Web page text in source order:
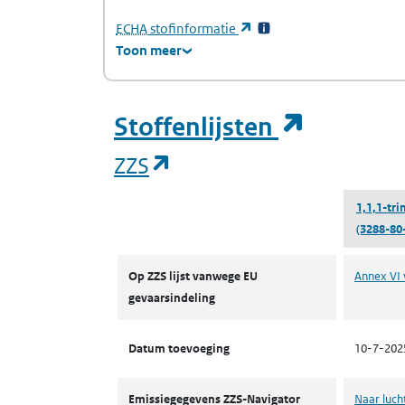
ECHA(Europees Agentschap voor chemische
stofinformatie
(opent in een nieuw
Toon meer
Stoffenlijsten
ZZS
1,1,1-
(3288-
Op ZZS lijst vanwege EU
gevaarsindeling
Annex VI
Datum toevoeging 10-7-
Emissiegegevens ZZS-Navigator
Naar